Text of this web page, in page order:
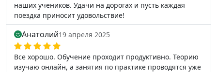
наших учеников. Удачи на дорогах и пусть каждая
поездка приносит удовольствие!
Анатолий19 апреля 2025
Все хорошо. Обучение проходит продуктивно. Теорию
изучаю онлайн, а занятия по практике проводятся уже